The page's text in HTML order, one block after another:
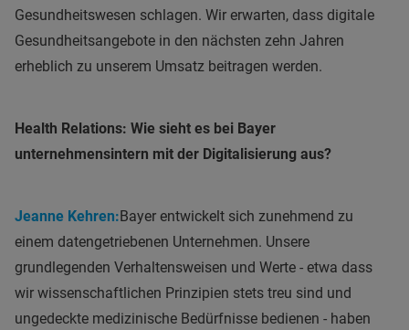
Gesundheitswesen schlagen. Wir erwarten, dass digitale
Gesundheitsangebote in den nächsten zehn Jahren
erheblich zu unserem Umsatz beitragen werden.
Health Relations: Wie sieht es bei Bayer
unternehmensintern mit der Digitalisierung aus?
Jeanne Kehren: Bayer entwickelt sich zunehmend zu
einem datengetriebenen Unternehmen. Unsere
grundlegenden Verhaltensweisen und Werte - etwa dass
wir wissenschaftlichen Prinzipien stets treu sind und
ungedeckte medizinische Bedürfnisse bedienen - haben